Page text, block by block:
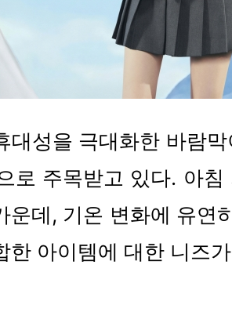
대성을 극대화한 바람
로 주목받고 있다. 아
운데, 기온 변화에 유연
한 아이템에 대한 니즈